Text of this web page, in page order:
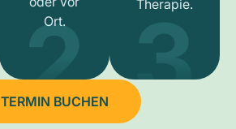
Ort.
2 3
TERMIN BUCHEN